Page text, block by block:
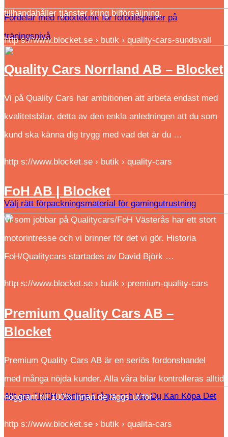
Fördelar med robotteknik för fotbollsplaner på
träningsnivå
Välj rätt förpackningsmaterial för gamingutrustning
Allt om THCH: Vanliga Frågor och Var Du Kan Köpa Det
tillhandahåller tjänster kring bilförsäljning.
http s://www.blocket.se › butik › quality-cars-sundsvall
Quality Cars Norrland AB – Blocket
Vi på Quality Cars har ambitionen att arbeta endast med
kvalitetsbilar, detta av den enkla anledningen att du som
kund ska känna dig trygg med vad det är du …
http s://www.blocket.se › butik › quality-cars
FoH AB | Blocket
Vi som jobbar på Qualitycars/FoH Västerås har ett stort
motorintresse och vi brinner för det vi gör. Historia
FoH/Qualitycars startades av David Björk …
http s://www.blocket.se › butik › premium-quality-cars
Premium Quality Cars AB –
Blocket
Premium Quality Cars AB är en seriös fordonshandel
med många nöjda kunder. Alla våra bilar kontrolleras alltid
noggrant till 100% innan de läggs ut för …
http s://www.blocket.se › butik › qualita-cars